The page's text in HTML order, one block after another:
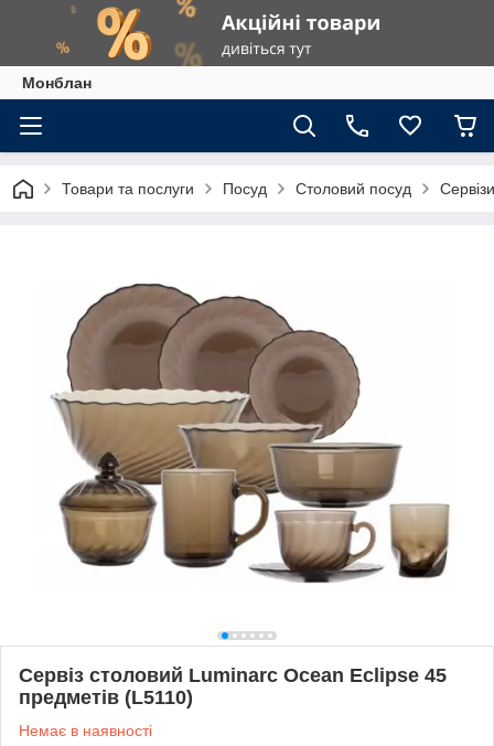
Монблан
Товари та послуги Посуд Столовий посуд
Сервіз столовий Luminarc Ocean Eclipse 45
предметів (L5110)
Немає в наявності